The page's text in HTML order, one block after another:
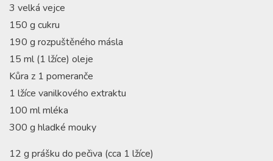
3 velká vejce
150 g cukru
190 g rozpuštěného másla
15 ml (1 lžíce) oleje
Kůra z 1 pomeranče
1 lžíce vanilkového extraktu
100 ml mléka
300 g hladké mouky
12 g prášku do pečiva (cca 1 lžíce)